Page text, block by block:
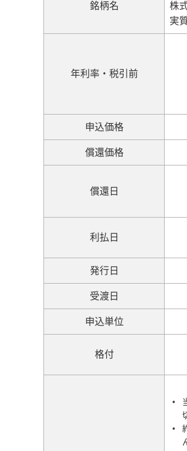
銘柄名
株
実
年利率・税引前
申込価格
償還価格
償還日
利払日
発行日
受渡日
申込単位
格付